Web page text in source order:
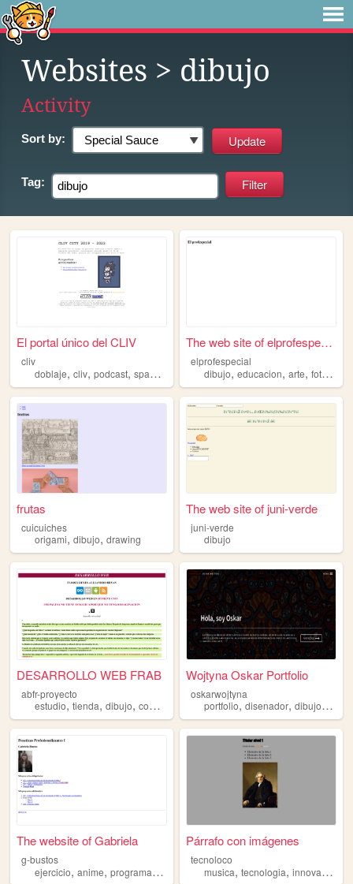
Websites > dibujo
Activity
Sort by:
Tag:
El portal único del CLIV
cliv
doblaje, cliv, podcast, spanish
The web site of elprofespeci...
elprofespecial
dibujo,educacion,arte,fotografia
frutas
cuicuiches
origami, dibujo, drawing
The web site of juni-verde
juni-verde
dibujo
DESARROLLO WEB FRAB
abfr-proyecto
estudio, tienda, dibujo, comercio compras
Wojtyna Oskar Portfolio
oskarwojtyna
portfolio,disenador,dibujo,
The website of Gabriela
g-bustos
ejercicio, anime, programacion
Párrafo con imágenes
tecnoloco
musica,tecnologia,innovacion